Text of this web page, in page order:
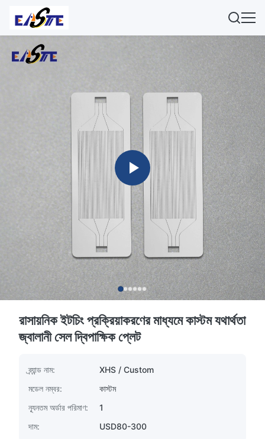
রাসায়নিক ইটচিং প্রক্রিয়াকরণের মাধ্যমে কাস্টম যথার্থতা
জ্বালানী সেল দ্বিপাক্ষিক প্লেট
ব্র্যান্ড নাম:
XHS / Custom
মডেল নম্বর:
কাস্টম
ন্যূনতম অর্ডার পরিমাণ:
1
দাম:
USD80-300